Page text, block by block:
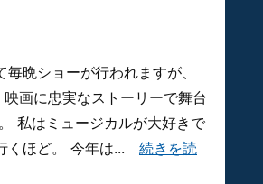
晩ショーが行われますが、
画に忠実なストーリーで舞台
私はミュージカルが大好きで
くほど。 今年は... 続きを読